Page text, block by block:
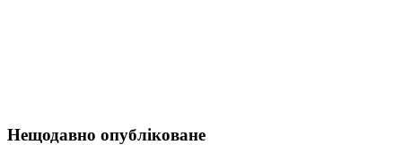
Нещодавно опубліковане